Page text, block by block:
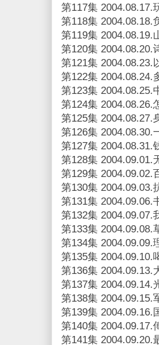
第117集 2004.08.17.
第118集 2004.08.18.
第119集 2004.08.19.
第120集 2004.08.20.
第121集 2004.08.23.
第122集 2004.08.24.
第123集 2004.08.25.
第124集 2004.08.26.
第125集 2004.08.27.
第126集 2004.08.30.
第127集 2004.08.31.
第128集 2004.09.01.
第129集 2004.09.02.
第130集 2004.09.03.
第131集 2004.09.06.
第132集 2004.09.07.
第133集 2004.09.08.
第134集 2004.09.09.
第135集 2004.09.10.
第136集 2004.09.13.
第137集 2004.09.14.
第138集 2004.09.15.
第139集 2004.09.16.
第140集 2004.09.17.
第141集 2004.09.20.